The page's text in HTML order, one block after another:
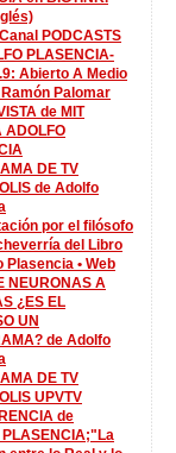
PODCASTS
PLASENCIA-
Abierto A Medio
Ramón Palomar
de MIT
ADOLFO
DE TV
de Adolfo
por el filósofo
del Libro
Plasencia • Web
NEURONAS A
¿ES EL
UN
de Adolfo
DE TV
UPVTV
de
PLASENCIA;"La